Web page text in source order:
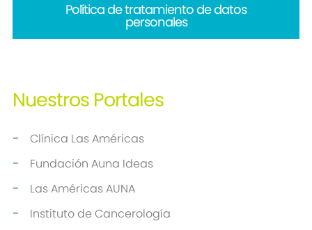
Política de tratamiento de datos
personales
Nuestros Portales
Clínica Las Américas
Fundación Auna Ideas
Las Américas AUNA
Instituto de Cancerología